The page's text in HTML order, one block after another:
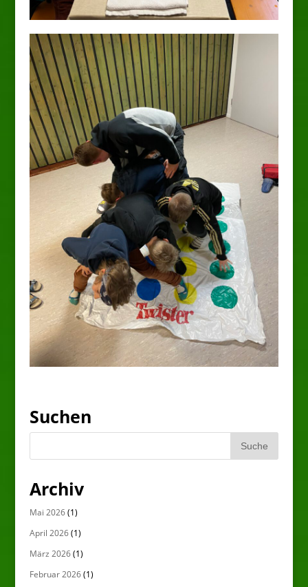
Suchen
Archiv
Mai 2026(1)
April 2026(1)
März 2026(1)
Februar 2026(1)